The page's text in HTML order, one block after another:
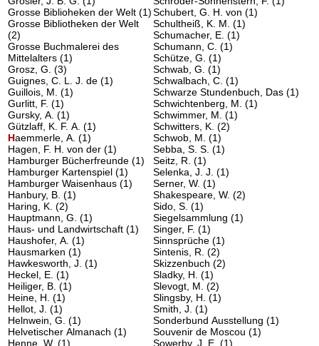
Grosse Biblioheken der Welt(1)
Grosse Bibliotheken der Welt
(2)
Grosse Buchmalerei des
Mittelalters(1)
Grosz, G.(3)
Guignes, C. L. J. de(1)
Guillois, M.(1)
Gurlitt, F.(1)
Gursky, A.(1)
Gützlaff, K. F. A.(1)
Haemmerle, A.(1)
Hagen, F. H. von der(1)
Hamburger Bücherfreunde(1)
Hamburger Kartenspiel(1)
Hamburger Waisenhaus(1)
Hanbury, B.(1)
Haring, K.(2)
Hauptmann, G.(1)
Haus- und Landwirtschaft(1)
Haushofer, A.(1)
Hausmarken(1)
Hawkesworth, J.(1)
Heckel, E.(1)
Heiliger, B.(1)
Heine, H.(1)
Hellot, J.(1)
Helnwein, G.(1)
Helvetischer Almanach(1)
Henne, W.(1)
Schubert, G. H. von(1)
Schultheiß, K. M.(1)
Schumacher, E.(1)
Schumann, C.(1)
Schütze, G.(1)
Schwab, G.(1)
Schwalbach, C.(1)
Schwarze Stundenbuch, Das(1)
Schwichtenberg, M.(1)
Schwimmer, M.(1)
Schwitters, K.(2)
Schwob, M.(1)
Sebba, S. S.(1)
Seitz, R.(1)
Selenka, J. J.(1)
Serner, W.(1)
Shakespeare, W.(2)
Sido, S.(1)
Siegelsammlung(1)
Singer, F.(1)
Sinnsprüche(1)
Sintenis, R.(2)
Skizzenbuch(2)
Sladky, H.(1)
Slevogt, M.(2)
Slingsby, H.(1)
Smith, J.(1)
Sonderbund Ausstellung(1)
Souvenir de Moscou(1)
Sowerby, J. E.(1)